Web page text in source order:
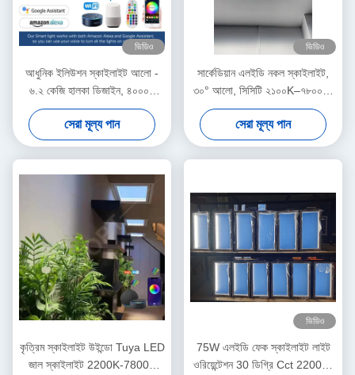
ভিডিও
আধুনিক ইলিউশন স্কাইলাইট আলো -
৬.২ কেজি হালকা ডিজাইন, ৪০০০+
লুমেন উজ্জ্বলতা, রিমোট ও অ্যাপ
কন্ট্রোল, DALI-2 ও Zigbee এর
মাধ্যমে নির্বিঘ্ন স্মার্ট হোম ইন্টিগ্রেশন
সেরা মূল্য পান
ভিডিও
সার্কেডিয়ান এলইডি নকল স্কাইলাইট,
৩০° আলো, সিসিটি ২১০০K–৭৮০০K,
উচ্চ কার্যকারিতা
সেরা মূল্য পান
কৃত্রিম স্কাইলাইট উইন্ডো Tuya LED
জাল স্কাইলাইট 2200K-7800K
ভিডিও
75W এলইডি ফেক স্কাইলাইট লাইট
ওরিয়েন্টেশন 30 ডিগ্রি Cct 2200K-